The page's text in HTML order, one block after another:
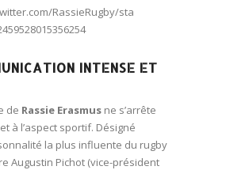
RassieRugby/sta
INTENSE ET
de Rassie Erasmus ne s’arrête
à l’aspect sportif. Désigné
la plus influente du rugby
Augustin Pichot (vice-président